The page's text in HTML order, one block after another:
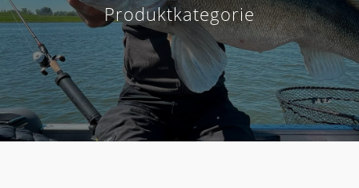
Produktkategorie